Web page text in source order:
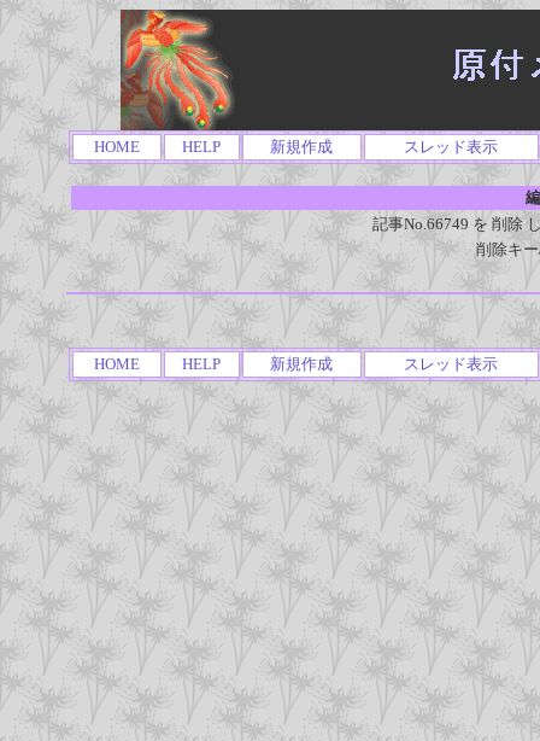
HOME HELP 新規作成 スレッド表示
記事No.66749 を 削除
削除キ
HOME HELP 新規作成 スレッド表示